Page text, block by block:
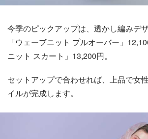
今季のピックアップは、透かし編みデ
「ウェーブニット プルオーバー」
ニット スカート」13,200円。
セットアップで合わせれば、上品で女
イルが完成します。